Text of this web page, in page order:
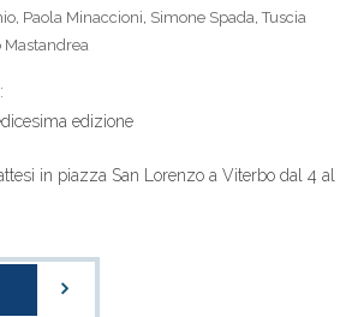
Paola Minaccioni Simone Spada ,Tuscia
Mastandrea
edizione
in piazza San Lorenzo a Viterbo dal 4 al